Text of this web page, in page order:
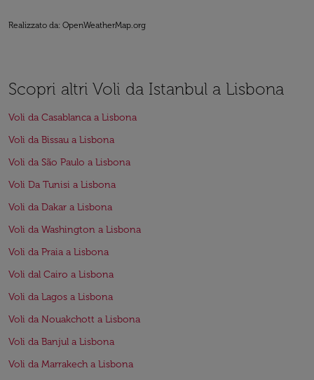
Realizzato da: OpenWeatherMap.org
Scopri altri Voli da Istanbul a Lisbona
Voli da Casablanca a Lisbona
Voli da Bissau a Lisbona
Voli da São Paulo a Lisbona
Voli Da Tunisi a Lisbona
Voli da Dakar a Lisbona
Voli da Washington a Lisbona
Voli da Praia a Lisbona
Voli dal Cairo a Lisbona
Voli da Lagos a Lisbona
Voli da Nouakchott a Lisbona
Voli da Banjul a Lisbona
Voli da Marrakech a Lisbona